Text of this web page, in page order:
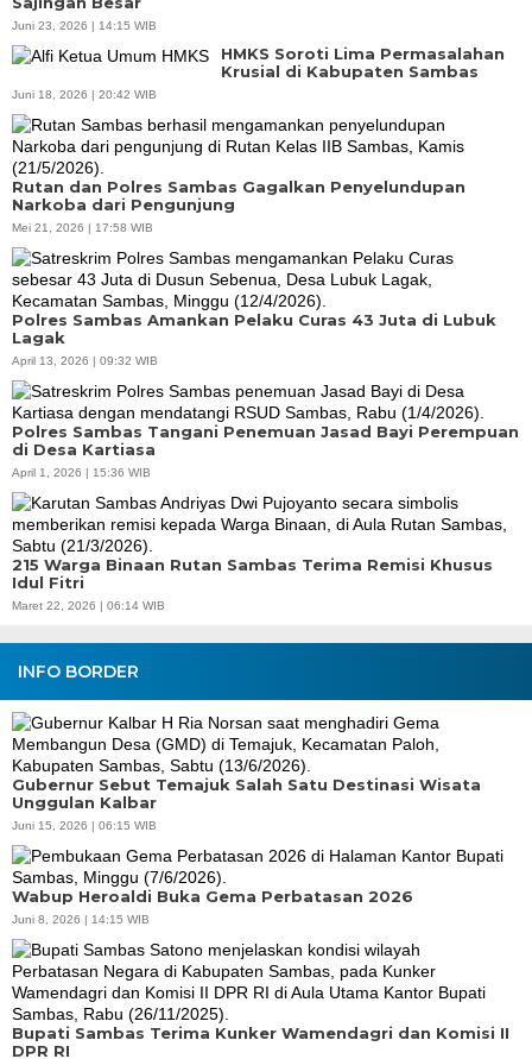
Juni 23, 2026 | 14:15 WIB
HMKS Soroti Lima Permasalahan
Krusial di Kabupaten Sambas
Juni 18, 2026 | 20:42 WIB
Rutan dan Polres Sambas Gagalkan Penyelundupan
Narkoba dari Pengunjung
Mei 21, 2026 | 17:58 WIB
Polres Sambas Amankan Pelaku Curas 43 Juta di Lubuk
Lagak
April 13, 2026 | 09:32 WIB
Polres Sambas Tangani Penemuan Jasad Bayi Perempuan
di Desa Kartiasa
April 1, 2026 | 15:36 WIB
215 Warga Binaan Rutan Sambas Terima Remisi Khusus
Idul Fitri
Maret 22, 2026 | 06:14 WIB
INFO BORDER
Gubernur Sebut Temajuk Salah Satu Destinasi Wisata
Unggulan Kalbar
Juni 15, 2026 | 06:15 WIB
Wabup Heroaldi Buka Gema Perbatasan 2026
Juni 8, 2026 | 14:15 WIB
Bupati Sambas Terima Kunker Wamendagri dan Komisi II
DPR RI